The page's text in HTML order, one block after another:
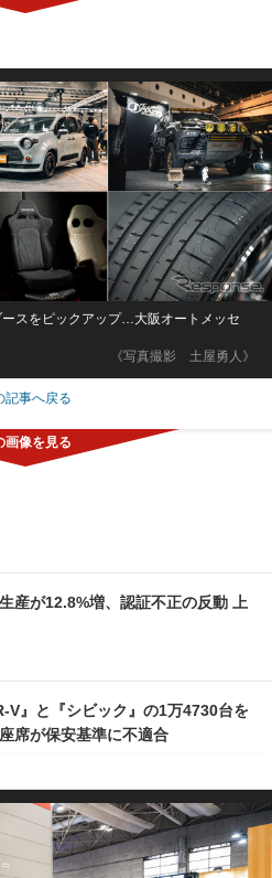
《写真撮影 土屋勇人》
ースをピックアップ…大阪オートメッセ
記事へ戻る
産が12.8%増、認証不正の反動 上
V』と『シビック』の1万4730台を
席が保安基準に不適合